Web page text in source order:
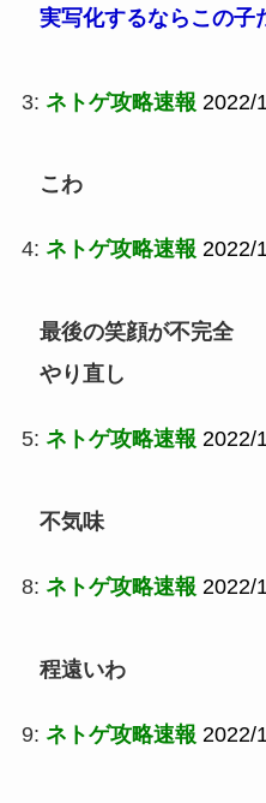
実写化するならこの子
3: ネトゲ攻略速報 2022/
こわ
4: ネトゲ攻略速報 2022/
最後の笑顔が不完全
やり直し
5: ネトゲ攻略速報 2022/
不気味
8: ネトゲ攻略速報 2022/
程遠いわ
9: ネトゲ攻略速報 2022/